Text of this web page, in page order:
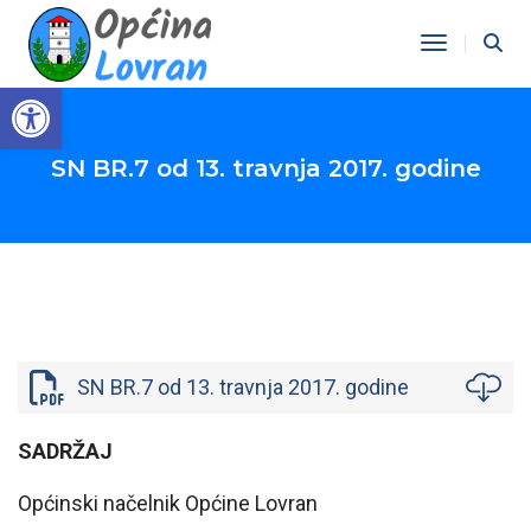
Open toolbar
Toggle
SN BR.7 od 13. travnja 2017. godine
SN BR.7 od 13. travnja 2017. godine
SADRŽAJ
Općinski načelnik Općine Lovran